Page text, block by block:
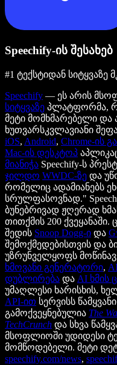
Speechify-ის შესახებ
#1 ტექსტიდან სიტყვაზე
Speechify — ეს არის
სიტყვაზე პლატფორმა,
მეტი მომხმარებელი და
ხუთვარსკვლავიანი
iOS, Android, Chrome-ის
Mac-ის დესკტოპ
მიანიჭა Speechify-ს
ჯილდო WWDC-ზე და
რომელიც ადამიანებს
სრულფასოვნად."
ბუნებრივად ჟღერად
თითქმის 200 ქვეყანაში.
შედის Snoop Dogg-ი და
შემოქმედებისთვის და
უზრუნველყოფს
ხმოვანი გენერატორი,
დუბლირება და AI ხმის
უმაღლესი ხარისხის,
API-ით სერვისს
გამოქვეყნებულია The
TechCrunch და სხვა
მსოფლიოში უდიდესი
მომწოდებელი. მეტი
speechify.com/news,